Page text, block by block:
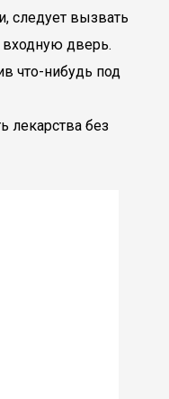
следует вызвать
входную дверь.
что-нибудь под
лекарства без